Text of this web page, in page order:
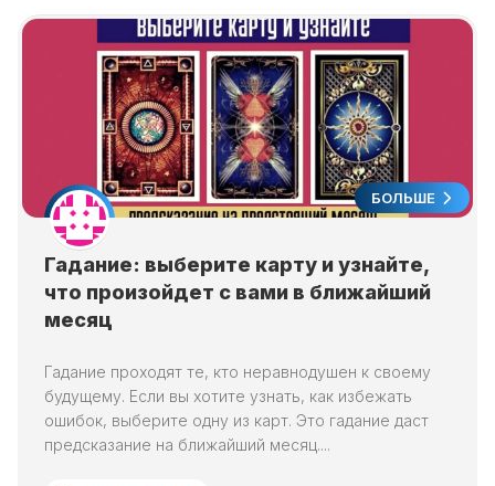
БОЛЬШЕ
Гадание: выберите карту и узнайте,
что произойдет с вами в ближайший
месяц
Гадание проходят те, кто неравнодушен к своему
будущему. Если вы хотите узнать, как избежать
ошибок, выберите одну из карт. Это гадание даст
предсказание на ближайший месяц....